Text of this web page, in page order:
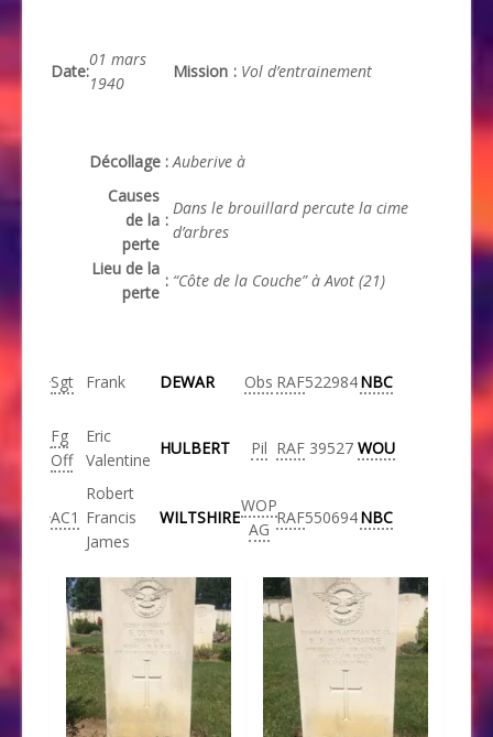
Date:
01 mars
1940
Mission : Vol d’entrainement
Décollage : Auberive à
Causes
de la
perte
:
Dans le brouillard percute la cime
d’arbres
Lieu de la
perte
: “Côte de la Couche” à Avot (21)
Sgt Frank DEWAR Obs RAF522984NBC
Fg
Off
Eric
Valentine
HULBERT Pil RAF 39527 WOU
AC1
Robert
Francis
James
WILTSHIRE
WOP
AG
RAF550694NBC